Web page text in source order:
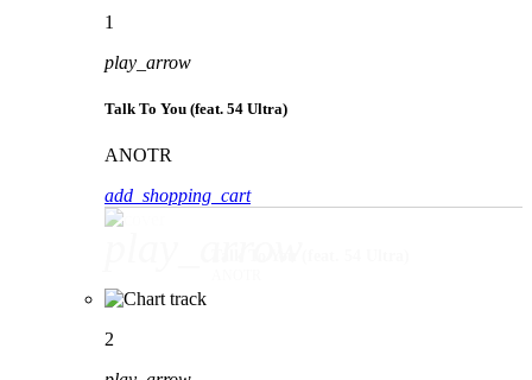
1
play_arrow
Talk To You (feat. 54 Ultra)
ANOTR
add_shopping_cart
2